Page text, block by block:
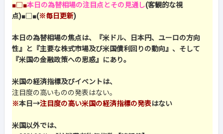
■□■本日の為替相場の注目点とその見通し(客観的な視
点)■□■(※毎日更新)
本日の為替相場の焦点は、『米ドル、日本円、ユーロの方向
性』と『主要な株式市場及び米国債利回りの動向』、そして
『米国の金融政策への思惑』にあり。
米国の経済指標及びイベントは、
注目度の高いものの発表はない。
※本日→注目度の高い米国の経済指標の発表はない
米国以外では、